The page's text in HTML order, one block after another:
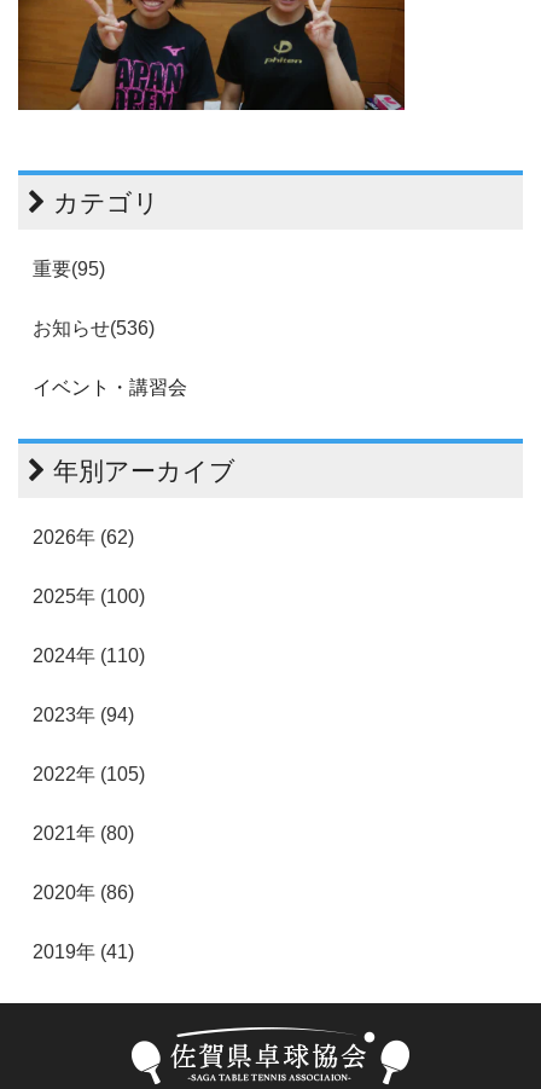
カテゴリ
重要(95)
お知らせ(536)
イベント・講習会
年別アーカイブ
2026年 (62)
2025年 (100)
2024年 (110)
2023年 (94)
2022年 (105)
2021年 (80)
2020年 (86)
2019年 (41)